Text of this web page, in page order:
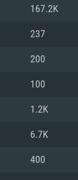
10/11
Core i5 또
OS Big Sur
i7 (Intel
20.04
Core i7
167.2K
237
200
100
1.2K
6.7K
400